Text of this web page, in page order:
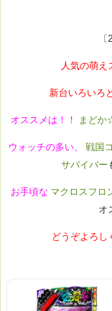
人気の萌え
新台いろいろ
オススメは！！ まど
ウォッチの多い、 戦国
サバイバー
お手頃な マクロスフ
オ
どうぞよろし